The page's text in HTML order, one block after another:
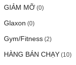
GIẢM MỠ (0)
Glaxon (0)
Gym/Fitness (2)
HÀNG BÁN CHẠY (10)